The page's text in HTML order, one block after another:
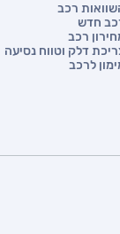
רכב
חדש
רכב
דלק וטווח נסיעה
לרכב